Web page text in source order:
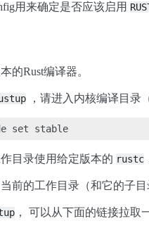
用来确定是否应该启用
的Rust编译器。
，请进入内核编译目录
目录使用给定版本的 rustc
前的工作目录（和它的子目
， 可以从下面的链接拉取